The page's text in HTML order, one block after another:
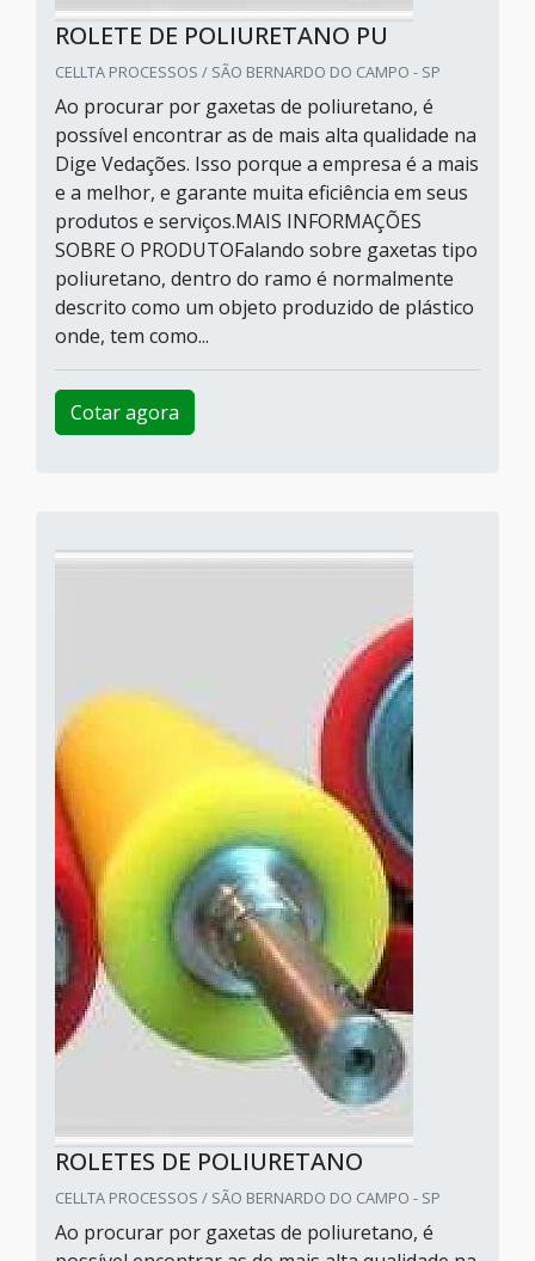
ROLETE DE POLIURETANO PU
CELLTA PROCESSOS / SÃO BERNARDO DO CAMPO - SP
Ao procurar por gaxetas de poliuretano, é
possível encontrar as de mais alta qualidade na
Dige Vedações. Isso porque a empresa é a mais
e a melhor, e garante muita eficiência em seus
produtos e serviços.MAIS INFORMAÇÕES
SOBRE O PRODUTOFalando sobre gaxetas tipo
poliuretano, dentro do ramo é normalmente
descrito como um objeto produzido de plástico
onde, tem como...
Cotar agora
ROLETES DE POLIURETANO
CELLTA PROCESSOS / SÃO BERNARDO DO CAMPO - SP
Ao procurar por gaxetas de poliuretano, é